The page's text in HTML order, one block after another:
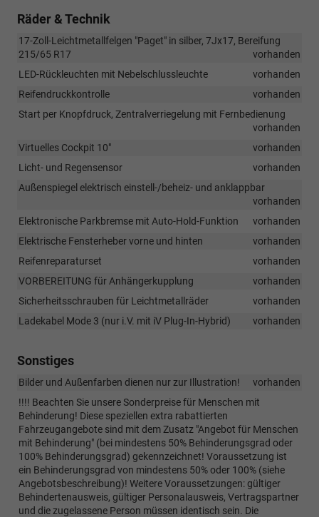
Räder & Technik
17-Zoll-Leichtmetallfelgen "Paget" in silber, 7Jx17, Bereifung
215/65 R17
vorhanden
LED-Rückleuchten mit Nebelschlussleuchte
vorhanden
Reifendruckkontrolle
vorhanden
Start per Knopfdruck, Zentralverriegelung mit Fernbedienung
vorhanden
Virtuelles Cockpit 10"
vorhanden
Licht- und Regensensor
vorhanden
Außenspiegel elektrisch einstell-/beheiz- und anklappbar
vorhanden
Elektronische Parkbremse mit Auto-Hold-Funktion
vorhanden
Elektrische Fensterheber vorne und hinten
vorhanden
Reifenreparaturset
vorhanden
VORBEREITUNG für Anhängerkupplung
vorhanden
Sicherheitsschrauben für Leichtmetallräder
vorhanden
Ladekabel Mode 3 (nur i.V. mit iV Plug-In-Hybrid)
vorhanden
Sonstiges
Bilder und Außenfarben dienen nur zur Illustration!
vorhanden
!!!! Beachten Sie unsere Sonderpreise für Menschen mit
Behinderung! Diese speziellen extra rabattierten
Fahrzeugangebote sind mit dem Zusatz "Angebot für Menschen
mit Behinderung" (bei mindestens 50% Behinderungsgrad oder
100% Behinderungsgrad) gekennzeichnet! Voraussetzung ist
ein Behinderungsgrad von mindestens 50% oder 100% (siehe
Angebotsbeschreibung)! Weitere Voraussetzungen: gültiger
Behindertenausweis, gültiger Personalausweis, Vertragspartner
und die zugelassene Person müssen identisch sein. Die